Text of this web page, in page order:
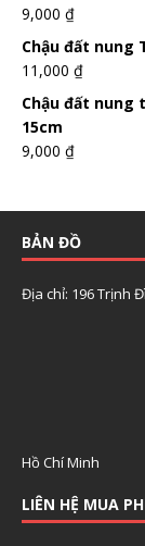
9,000 ₫
Chậu đất nung
11,000 ₫
Chậu đất nung
15cm
9,000 ₫
BẢN ĐỒ
Địa chỉ: 196 Trịnh
Hồ Chí Minh
LIÊN HỆ MUA